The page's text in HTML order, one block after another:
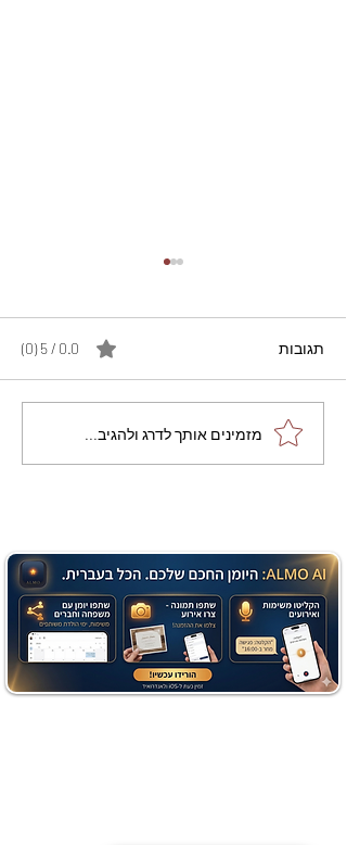
מתכון מנצח עוגת מייפל
שוקולד בחושה וקלה - זיוה
תגובות 0.0 / 5 ‏(0)
מזמינים אותך לדרג ולהגיב...